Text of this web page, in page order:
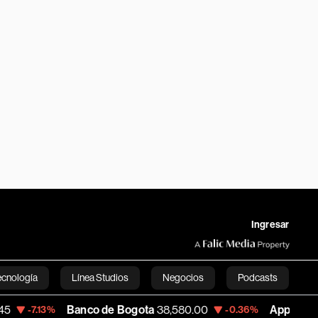
Ingresar
Línea Studios Negocios Podcasts
English
Banco de Bogota 38,580.00 -0.36% Apple 311.15